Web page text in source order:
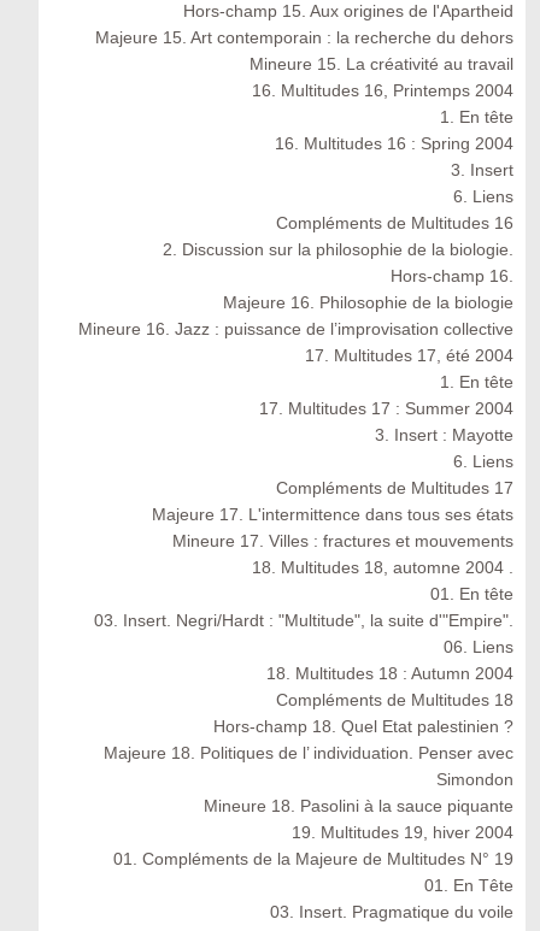
Hors-champ 15. Aux origines de l'Apartheid
Majeure 15. Art contemporain : la recherche du dehors
Mineure 15. La créativité au travail
16. Multitudes 16, Printemps 2004
1. En tête
16. Multitudes 16 : Spring 2004
3. Insert
6. Liens
Compléments de Multitudes 16
2. Discussion sur la philosophie de la biologie.
Hors-champ 16.
Majeure 16. Philosophie de la biologie
Mineure 16. Jazz : puissance de l’improvisation collective
17. Multitudes 17, été 2004
1. En tête
17. Multitudes 17 : Summer 2004
3. Insert : Mayotte
6. Liens
Compléments de Multitudes 17
Majeure 17. L'intermittence dans tous ses états
Mineure 17. Villes : fractures et mouvements
18. Multitudes 18, automne 2004 .
01. En tête
03. Insert. Negri/Hardt : "Multitude", la suite d'"Empire".
06. Liens
18. Multitudes 18 : Autumn 2004
Compléments de Multitudes 18
Hors-champ 18. Quel Etat palestinien ?
Majeure 18. Politiques de l’ individuation. Penser avec
Simondon
Mineure 18. Pasolini à la sauce piquante
19. Multitudes 19, hiver 2004
01. Compléments de la Majeure de Multitudes N° 19
01. En Tête
03. Insert. Pragmatique du voile